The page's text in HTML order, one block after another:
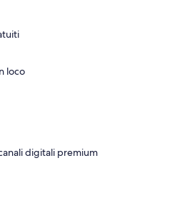
loco
digitali premium